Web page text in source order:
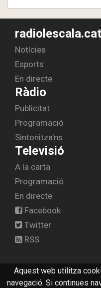
Aquest web utilitza
navegació. Si continues
radiolescala.cat
Notícies
Esports
En directe
Ràdio
Publicitat
Programació
Sintonitza'ns
Televisió
A la carta
Programació
En directe
Facebook
Twitter
RSS
© 2026 radiolescala.cat